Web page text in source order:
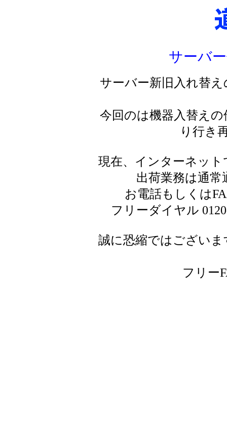
サーバ
サーバー新旧入れ替
今回のは機器入替え
り行き
現在、インターネッ
出荷業務は通
お電話もしくは
フリーダイヤル
誠に恐縮ではござい
フリー